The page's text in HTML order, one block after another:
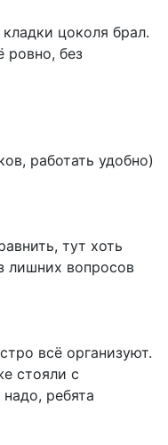
цоколя брал.
ровно, без
работать удобно)
тут хоть
лишних вопросов
всё организуют.
стояли с
ребята